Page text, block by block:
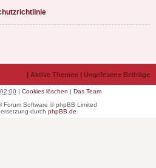
| Aktive Themen | Ungelesene Beiträge
| Cookies löschen | Das Team
Forum Software © phpBB Limited
durch phpBB.de